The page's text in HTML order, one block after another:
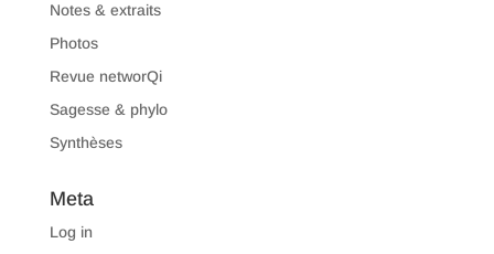
Notes & extraits
Photos
Revue networQi
Sagesse & phylo
Synthèses
Meta
Log in